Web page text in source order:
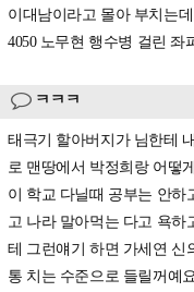
이대남이라고 몰아 부치는데
4050 노무현 행수병 걸린 좌
ㅋㅋㅋ
태극기 할아버지가 님한테
로 맨땅에서 박정희랑 어떻
이 학교 다닐때 공부는 안하
고 나라 말아먹는 다고 욕하
테 그런얘기 하면 가세연 신
통 치는 수준으로 들릴꺼예